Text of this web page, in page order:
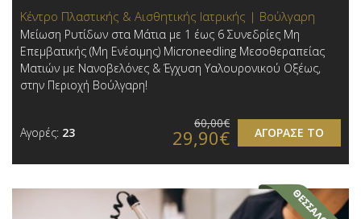
Κέντρο Πλαστικής & Αισθητικής Ιατρικής | Βούλγαρη
Μείωση Ρυτίδων στα Μάτια με 1 έως 6 Συνεδρίες Μη
Επεμβατικής (Μη Ενέσιμης) Microneedling Μεσοθεραπείας
Ματιών με Νανοβελόνες & Έγχυση Υαλουρονικού Οξέως,
στην Περιοχή Βούλγαρη!
Αγορές: 23 ΑΓΟΡΑΣΕ ΤΟ
60,00€
29,90€